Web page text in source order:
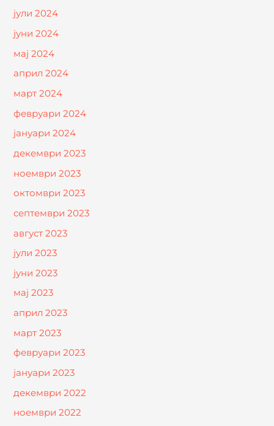
јули 2024
јуни 2024
мај 2024
април 2024
март 2024
февруари 2024
јануари 2024
декември 2023
ноември 2023
октомври 2023
септември 2023
август 2023
јули 2023
јуни 2023
мај 2023
април 2023
март 2023
февруари 2023
јануари 2023
декември 2022
ноември 2022